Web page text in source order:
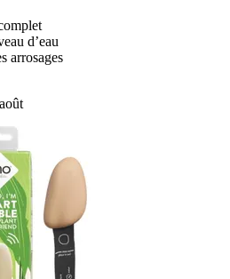
d’eau
arrosages